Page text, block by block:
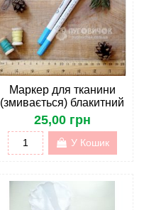
Маркер для тканини
(змивається) блакитний
25,00 грн
У Кошик